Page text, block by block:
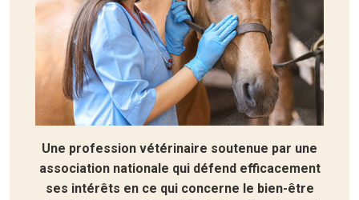
Une profession vétérinaire soutenue par une
association nationale qui défend efficacement
ses intérêts en ce qui concerne le bien-être